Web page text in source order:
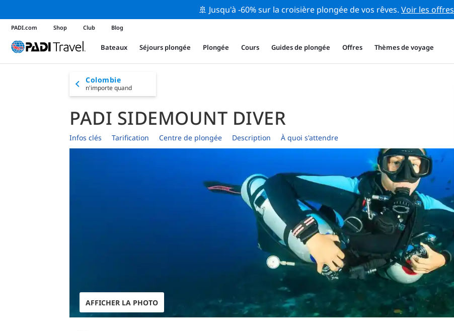
🚢 Jusqu'à -60% sur la croisière plongée de vos rêves. Voir les offres
PADI.com Shop Club Blog
Bateaux Séjours plongée Plongée Cours Guides de plongée Offres Thèmes de voyage
Colombie
n'importe quand
PADI SIDEMOUNT DIVER
Infos clés Tarification Centre de plongée Description À quoi s'attendre
AFFICHER LA PHOTO